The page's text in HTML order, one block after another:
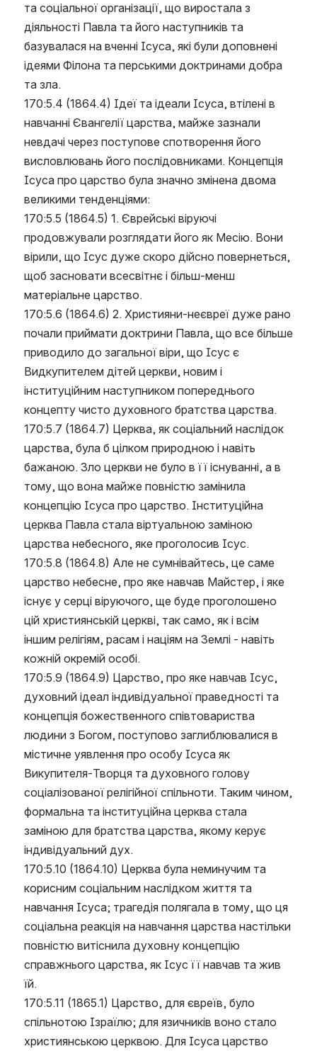
та соціальної організації, що виростала з
діяльності Павла та його наступників та
базувалася на вченні Ісуса, які були доповнені
ідеями Філона та перськими доктринами добра
та зла.
170:5.4 (1864.4) Ідеї та ідеали Ісуса, втілені в
навчанні Євангелії царства, майже зазнали
невдачі через поступове спотворення його
висловлювань його послідовниками. Концепція
Ісуса про царство була значно змінена двома
великими тенденціями:
170:5.5 (1864.5) 1. Єврейські віруючі
продовжували розглядати його як Месію. Вони
вірили, що Ісус дуже скоро дійсно повернеться,
щоб засновати всесвітнє і більш-менш
матеріальне царство.
170:5.6 (1864.6) 2. Християни-неєвреї дуже рано
почали приймати доктрини Павла, що все більше
приводило до загальної віри, що Ісус є
Видкупителем дітей церкви, новим і
інституційним наступником попереднього
концепту чисто духовного братства царства.
170:5.7 (1864.7) Церква, як соціальний наслідок
царства, була б цілком природною і навіть
бажаною. Зло церкви не було в її існуванні, а в
тому, що вона майже повністю замінила
концепцію Ісуса про царство. Інституційна
церква Павла стала віртуальною заміною
царства небесного, яке проголосив Ісус.
170:5.8 (1864.8) Але не сумнівайтесь, це саме
царство небесне, про яке навчав Майстер, і яке
існує у серці віруючого, ще буде проголошено
цій християнській церкві, так само, як і всім
іншим релігіям, расам і націям на Землі - навіть
кожній окремій особі.
170:5.9 (1864.9) Царство, про яке навчав Ісус,
духовний ідеал індивідуальної праведності та
концепція божественного співтовариства
людини з Богом, поступово заглиблювалися в
містичне уявлення про особу Ісуса як
Викупителя-Творця та духовного голову
соціалізованої релігійної спільноти. Таким чином,
формальна та інституційна церква стала
заміною для братства царства, якому керує
індивідуальний дух.
170:5.10 (1864.10) Церква була неминучим та
корисним соціальним наслідком життя та
навчання Ісуса; трагедія полягала в тому, що ця
соціальна реакція на навчання царства настільки
повністю витіснила духовну концепцію
справжнього царства, як Ісус її навчав та жив
їй.
170:5.11 (1865.1) Царство, для євреїв, було
спільнотою Ізраїлю; для язичників воно стало
християнською церквою. Для Ісуса царство